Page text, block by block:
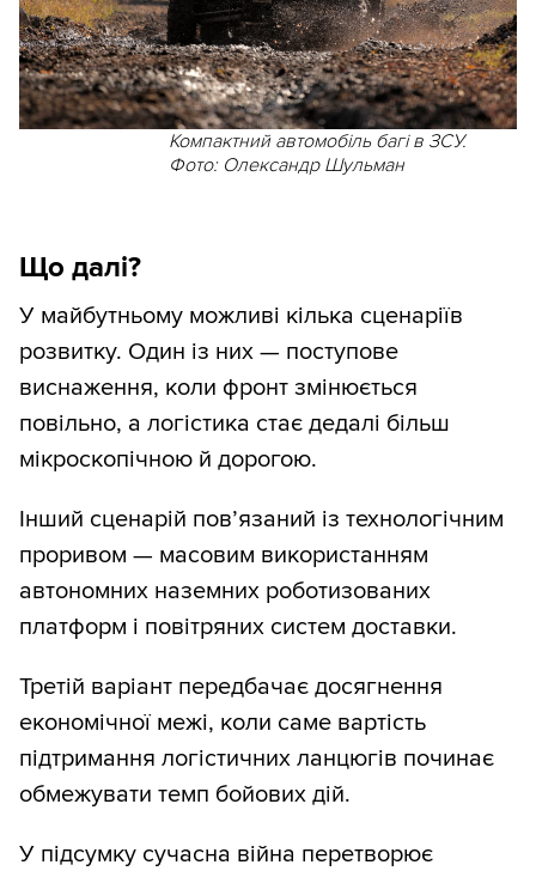
Компактний автомобіль багі в ЗСУ.
Фото: Олександр Шульман
Що далі?
У майбутньому можливі кілька сценаріїв
розвитку. Один із них — поступове
виснаження, коли фронт змінюється
повільно, а логістика стає дедалі більш
мікроскопічною й дорогою.
Інший сценарій пов’язаний із технологічним
проривом — масовим використанням
автономних наземних роботизованих
платформ і повітряних систем доставки.
Третій варіант передбачає досягнення
економічної межі, коли саме вартість
підтримання логістичних ланцюгів починає
обмежувати темп бойових дій.
У підсумку сучасна війна перетворює